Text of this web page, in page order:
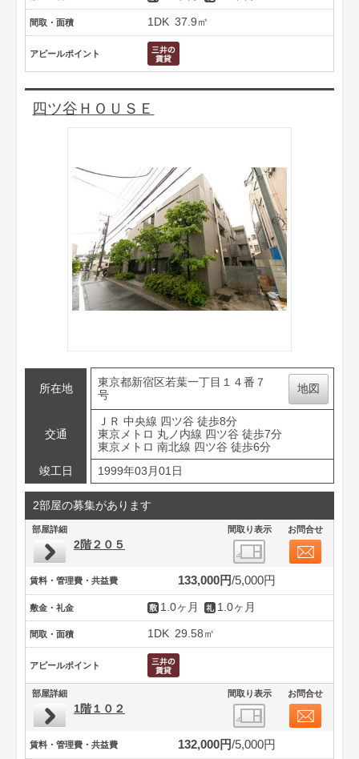
間取・面積 1DK 37.9㎡
アピールポイント
四ツ谷ＨＯＵＳＥ
所在地
東京都新宿区若葉一丁目１４番７
号
地図
交通
ＪＲ 中央線 四ツ谷 徒歩8分
東京メトロ 丸ノ内線 四ツ谷 徒歩7分
東京メトロ 南北線 四ツ谷 徒歩6分
竣工日
1999年03月01日
2部屋の募集があります
部屋詳細 間取り表示 お問合せ
2階２０５
賃料・管理費・共益費 133,000円 5,000円
敷金・礼金 1.0ヶ月 1.0ヶ月
間取・面積 1DK 29.58㎡
アピールポイント
部屋詳細 間取り表示 お問合せ
1階１０２
賃料・管理費・共益費 132,000円 5,000円